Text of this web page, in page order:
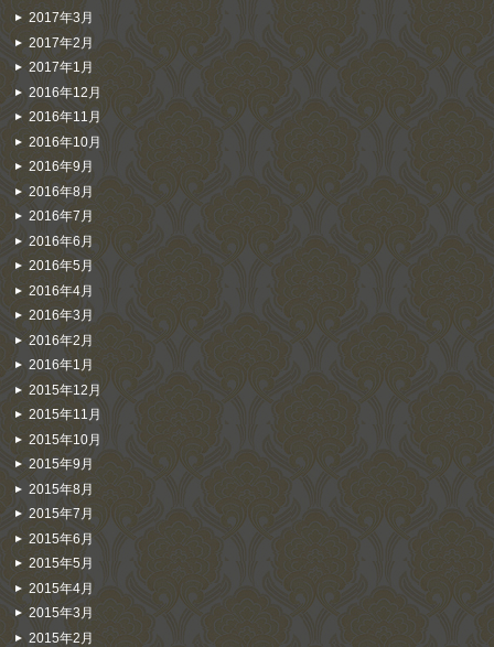
2017年3月
2017年2月
2017年1月
2016年12月
2016年11月
2016年10月
2016年9月
2016年8月
2016年7月
2016年6月
2016年5月
2016年4月
2016年3月
2016年2月
2016年1月
2015年12月
2015年11月
2015年10月
2015年9月
2015年8月
2015年7月
2015年6月
2015年5月
2015年4月
2015年3月
2015年2月